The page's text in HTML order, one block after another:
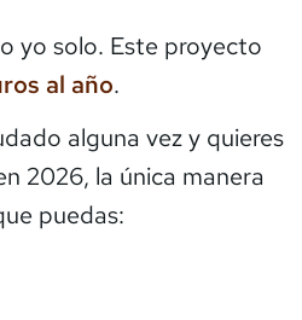
yo solo. Este proyecto
al año.
alguna vez y quieres
2026, la única manera
puedas: